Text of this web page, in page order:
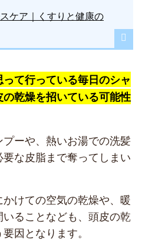
ケア｜くすりと健康の
て行っている毎日のシャ
乾燥を招いている可能性
ーや、熱いお湯での洗髪
な皮脂まで奪ってしまい
けての空気の乾燥や、暖
ることなども、頭皮の乾
因となります。